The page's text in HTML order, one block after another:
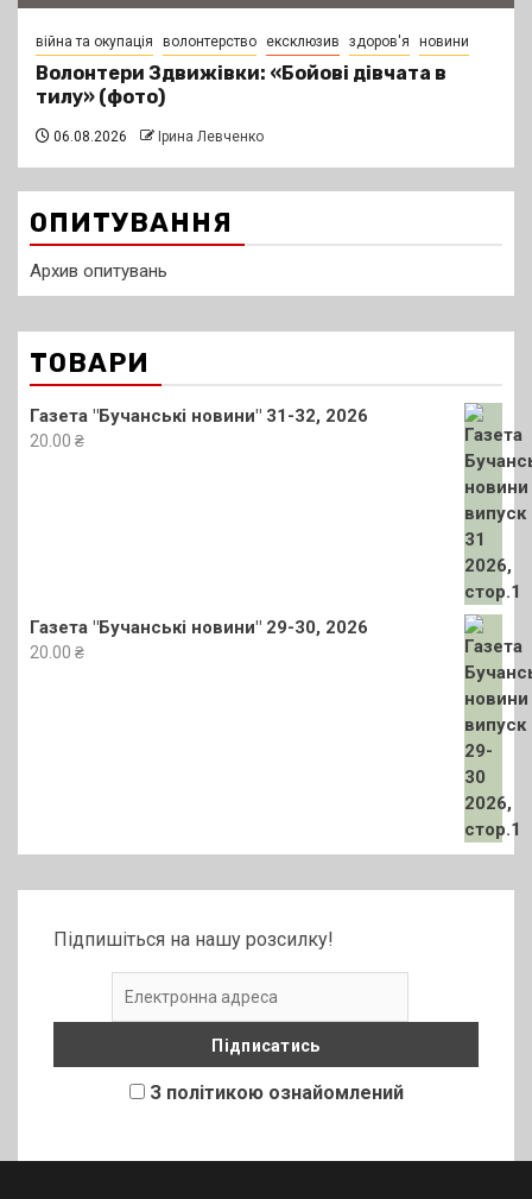
війна та окупація волонтерство ексклюзив здоров'я новини
Волонтери Здвижівки: «Бойові дівчата в
тилу» (фото)
06.08.2026 Ірина Левченко
ОПИТУВАННЯ
Архив опитувань
ТОВАРИ
Газета "Бучанські новини" 31-32, 2026
20.00 ₴
Газета "Бучанські новини" 29-30, 2026
20.00 ₴
Підпишіться на нашу розсилку!
З політикою ознайомлений